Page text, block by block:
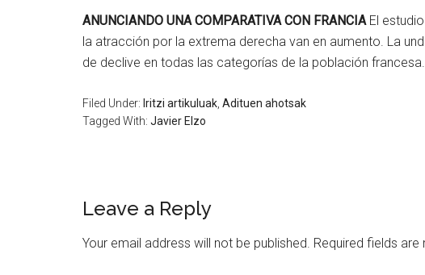
ANUNCIANDO UNA COMPARATIVA CON FRANCIAEl
la atracción por la extrema derecha van en aumento. La
de declive en todas las categorías de la población
Filed Under: Iritzi artikuluak Adituen ahotsak
Tagged With: Javier Elzo
Leave a Reply
Your email address will not be published. Required fields are